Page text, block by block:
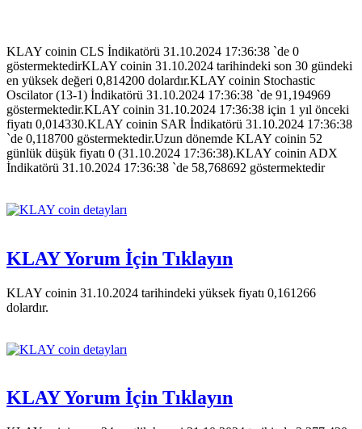
KLAY coinin CLS İndikatörü 31.10.2024 17:36:38 `de 0
göstermektedirKLAY coinin 31.10.2024 tarihindeki son 30 gündeki
en yüksek değeri 0,814200 dolardır.KLAY coinin Stochastic
Oscilator (13-1) İndikatörü 31.10.2024 17:36:38 `de 91,194969
göstermektedir.KLAY coinin 31.10.2024 17:36:38 için 1 yıl önceki
fiyatı 0,014330.KLAY coinin SAR İndikatörü 31.10.2024 17:36:38
`de 0,118700 göstermektedir.Uzun dönemde KLAY coinin 52
günlük düşük fiyatı 0 (31.10.2024 17:36:38).KLAY coinin ADX
İndikatörü 31.10.2024 17:36:38 `de 58,768692 göstermektedir
KLAY Yorum İçin Tıklayın
KLAY coinin 31.10.2024 tarihindeki yüksek fiyatı 0,161266
dolardır.
KLAY Yorum İçin Tıklayın